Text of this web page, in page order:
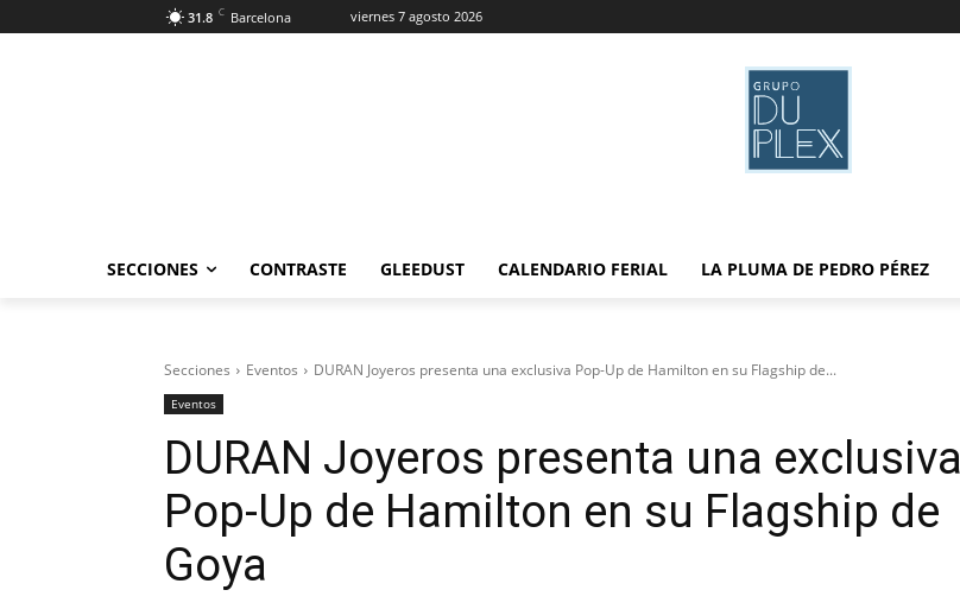
31.8 C Barcelona viernes 7 agosto 2026
SECCIONES CONTRASTE GLEEDUST CALENDARIO FERIAL LA PLUMA DE PEDRO PÉREZ
Secciones Eventos DURAN Joyeros presenta una exclusiva Pop-Up de Hamilton en su Flagship de...
Eventos
DURAN Joyeros presenta una exclusiva
Pop-Up de Hamilton en su Flagship de
Goya